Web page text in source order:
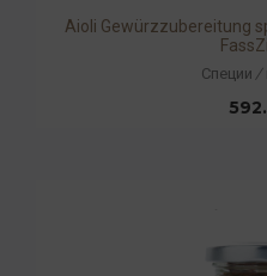
Aioli Gewürzzubereitung
Специи /